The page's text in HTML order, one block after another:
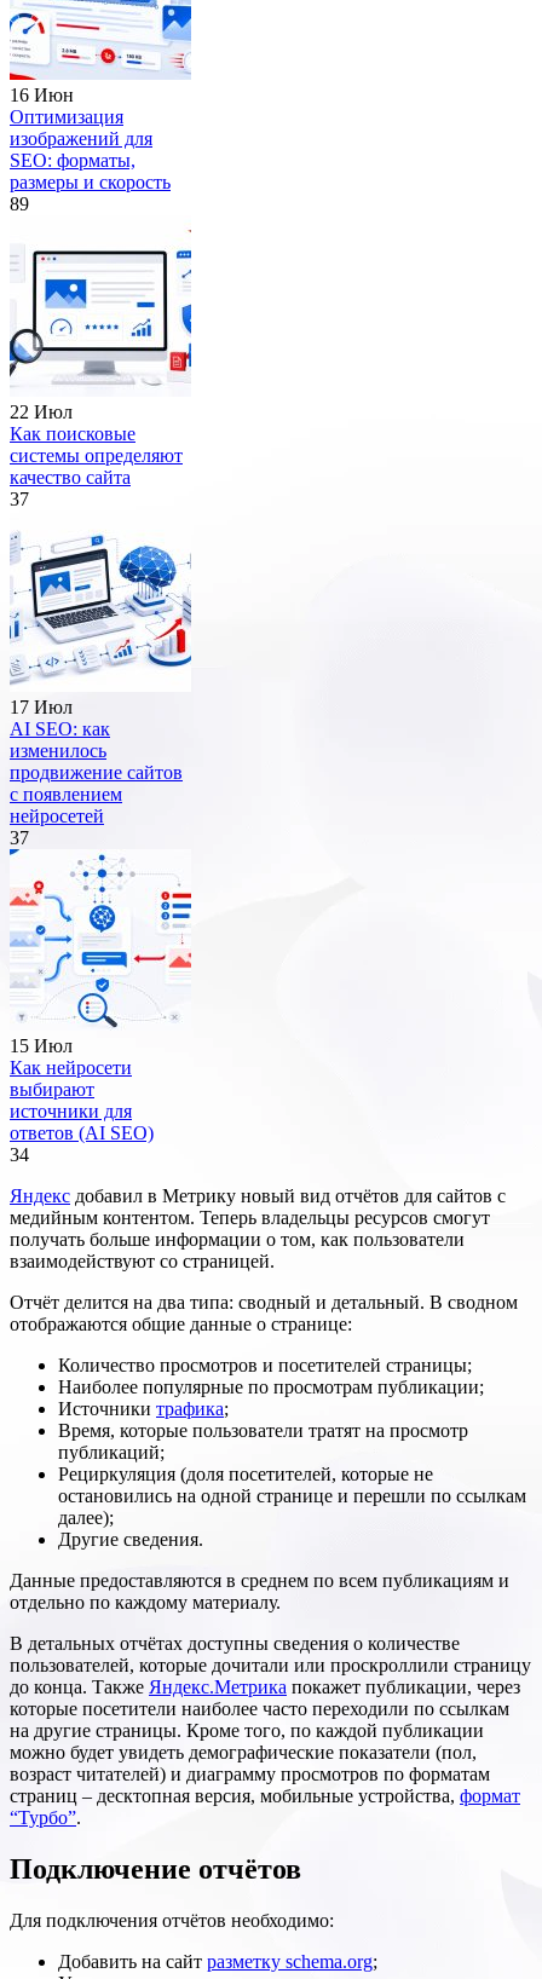
16 Июн
Оптимизация
изображений для
SEO: форматы,
размеры и скорость
89
22 Июл
Как поисковые
системы определяют
качество сайта
37
17 Июл
AI SEO: как
изменилось
продвижение сайтов
с появлением
нейросетей
37
15 Июл
Как нейросети
выбирают
источники для
ответов (AI SEO)
34
Яндекс добавил в Метрику новый вид отчётов для сайтов с
медийным контентом. Теперь владельцы ресурсов смогут
получать больше информации о том, как пользователи
взаимодействуют со страницей.
Отчёт делится на два типа: сводный и детальный. В сводном
отображаются общие данные о странице:
Количество просмотров и посетителей страницы;
Наиболее популярные по просмотрам публикации;
Источники трафика;
Время, которые пользователи тратят на просмотр
публикаций;
Рециркуляция (доля посетителей, которые не
остановились на одной странице и перешли по ссылкам
далее);
Другие сведения.
Данные предоставляются в среднем по всем публикациям и
отдельно по каждому материалу.
В детальных отчётах доступны сведения о количестве
пользователей, которые дочитали или проскроллили страницу
до конца. Также Яндекс.Метрика покажет публикации, через
которые посетители наиболее часто переходили по ссылкам
на другие страницы. Кроме того, по каждой публикации
можно будет увидеть демографические показатели (пол,
возраст читателей) и диаграмму просмотров по форматам
страниц – десктопная версия, мобильные устройства, формат
“Турбо”.
Подключение отчётов
Для подключения отчётов необходимо:
Добавить на сайт разметку schema.org;